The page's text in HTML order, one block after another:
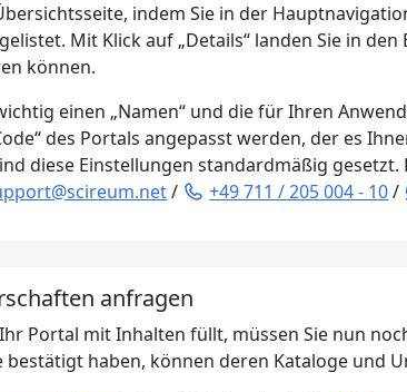
indem Sie in der
Mit Klick auf „Details“ landen Sie in
können.
einen „Namen“ und die für Ihren
des Portals angepasst werden, der es
diese Einstellungen standardmäßig
/ +49 711 / 205 004 - 10/
anfragen
Portal mit Inhalten füllt, müssen Sie nun
bestätigt haben, können deren Kataloge und